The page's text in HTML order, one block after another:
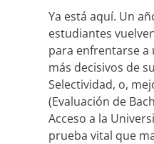
Ya está aquí. Un
estudiantes
para enfrentarse a
más decisivos de
Selectividad, o,
(Evaluación de
Acceso a la
prueba vital que